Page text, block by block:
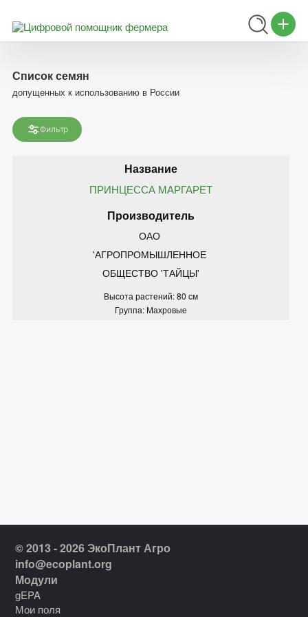
Список семян
допущенных к использованию в России
Фильтр
ПРИНЦЕССА МАРГАРЕТ
ОАО
'АГРОПРОМЫШЛЕННОЕ
ОБЩЕСТВО 'ТАЙЦЫ'
Высота растений: 80 см
Группа: Махровые
© 2013 - 2026 ЭкоПлант Агро
info@ecoplant.org
Модули
gEPA
Мои поля